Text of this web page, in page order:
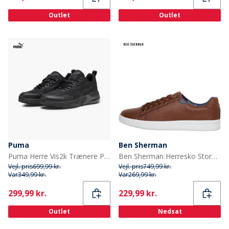
Outlet Outlet
Puma
Puma Herre Vis2k Trænere Puma Black
Vejl. pris699,99 kr.
Var349,99 kr.
Current
299,99 kr.
Outlet
Ben Sherman
Ben Sherman Herresko Storm Træner Tan
Vejl. pris749,99 kr.
Var269,99 kr.
Current
229,99 kr.
Nedsat